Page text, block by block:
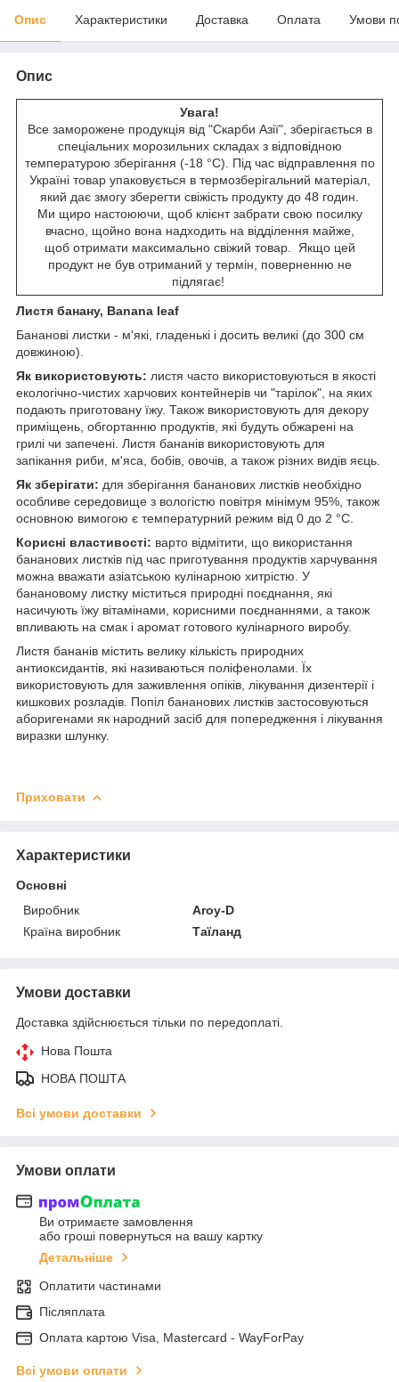
Опис Характеристики Доставка Оплата Умови
Опис
Увага!
Все заморожене продукція від "Скарби Азії", зберігається в
спеціальних морозильних складах з відповідною
температурою зберігання (-18 °C). Під час відправлення по
Україні товар упаковується в термозберігальний матеріал,
який дає змогу зберегти свіжість продукту до 48 годин.
Ми щиро настоюючи, щоб клієнт забрати свою посилку
вчасно, щойно вона надходить на відділення майже,
щоб отримати максимально свіжий товар. Якщо цей
продукт не був отриманий у термін, поверненню не
підлягає!
Листя банану, Banana leaf
Бананові листки - м'які, гладенькі і досить великі (до 300 см
довжиною).
Як використовують: листя часто використовуються в якості
екологічно-чистих харчових контейнерів чи "тарілок", на яких
подають приготовану їжу. Також використовують для декору
приміщень, обгортанню продуктів, які будуть обжарені на
грилі чи запечені. Листя бананів використовують для
запікання риби, м'яса, бобів, овочів, а також різних видів яєць.
Як зберігати: для зберігання бананових листків необхідно
особливе середовище з вологістю повітря мінімум 95%, також
основною вимогою є температурний режим від 0 до 2 °С.
Корисні властивості: варто відмітити, що використання
бананових листків під час приготування продуктів харчування
можна вважати азіатською кулінарною хитрістю. У
банановому листку міститься природні поєднання, які
насичують їжу вітамінами, корисними поєднаннями, а також
впливають на смак і аромат готового кулінарного виробу.
Листя бананів містить велику кількість природних
антиоксидантів, які називаються поліфенолами. Їх
використовують для заживлення опіків, лікування дизентерії і
кишкових розладів. Попіл бананових листків застосовуються
аборигенами як народний засіб для попередження і лікування
виразки шлунку.
Приховати
Характеристики
Основні
Виробник
Aroy-D
Країна виробник
Таїланд
Умови доставки
Доставка здійснюється тільки по передоплаті.
Нова Пошта
НОВА ПОШТА
Всі умови доставки
Умови оплати
Ви отримаєте замовлення
або гроші повернуться на вашу картку
Детальніше
Оплатити частинами
Післяплата
Оплата картою Visa, Mastercard - WayForPay
Всі умови оплати